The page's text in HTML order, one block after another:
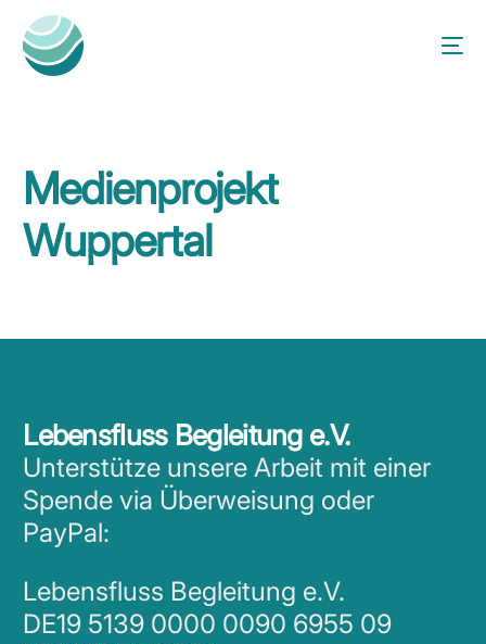
Medienprojekt
Wuppertal
Lebensfluss Begleitung e.V.
Unterstütze unsere Arbeit mit einer
Spende via Überweisung oder
PayPal:
Lebensfluss Begleitung e.V.
DE19 5139 0000 0090 6955 09